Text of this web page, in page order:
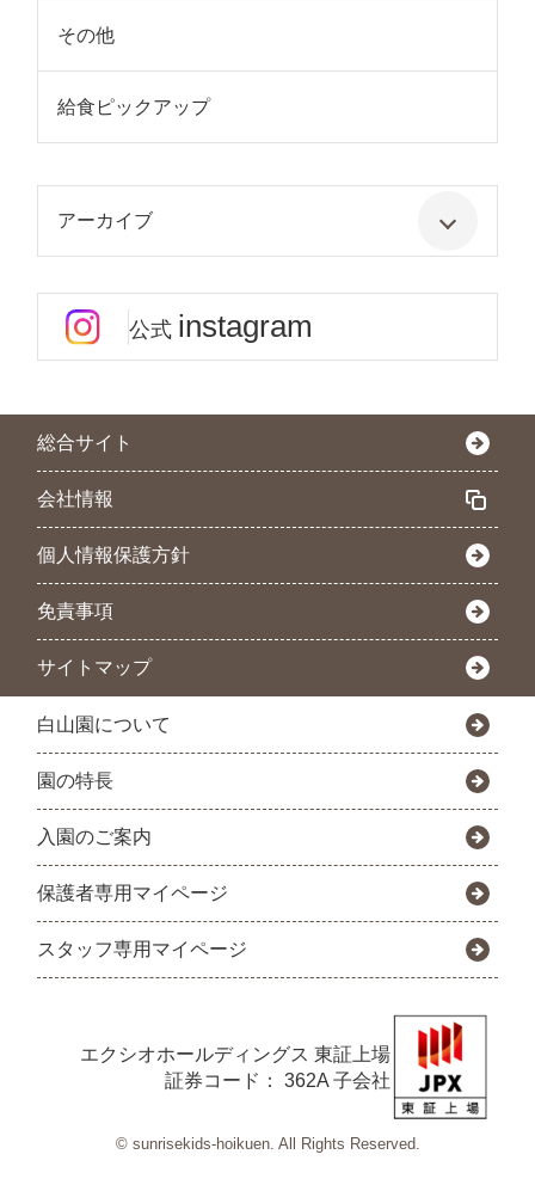
その他
給食ピックアップ
アーカイブ
公式 instagram
総合サイト
会社情報
個人情報保護方針
免責事項
サイトマップ
白山園について
園の特長
入園のご案内
保護者専用マイページ
スタッフ専用マイページ
エクシオホールディングス 東証上場
証券コード： 362A 子会社
© sunrisekids-hoikuen. All Rights Reserved.